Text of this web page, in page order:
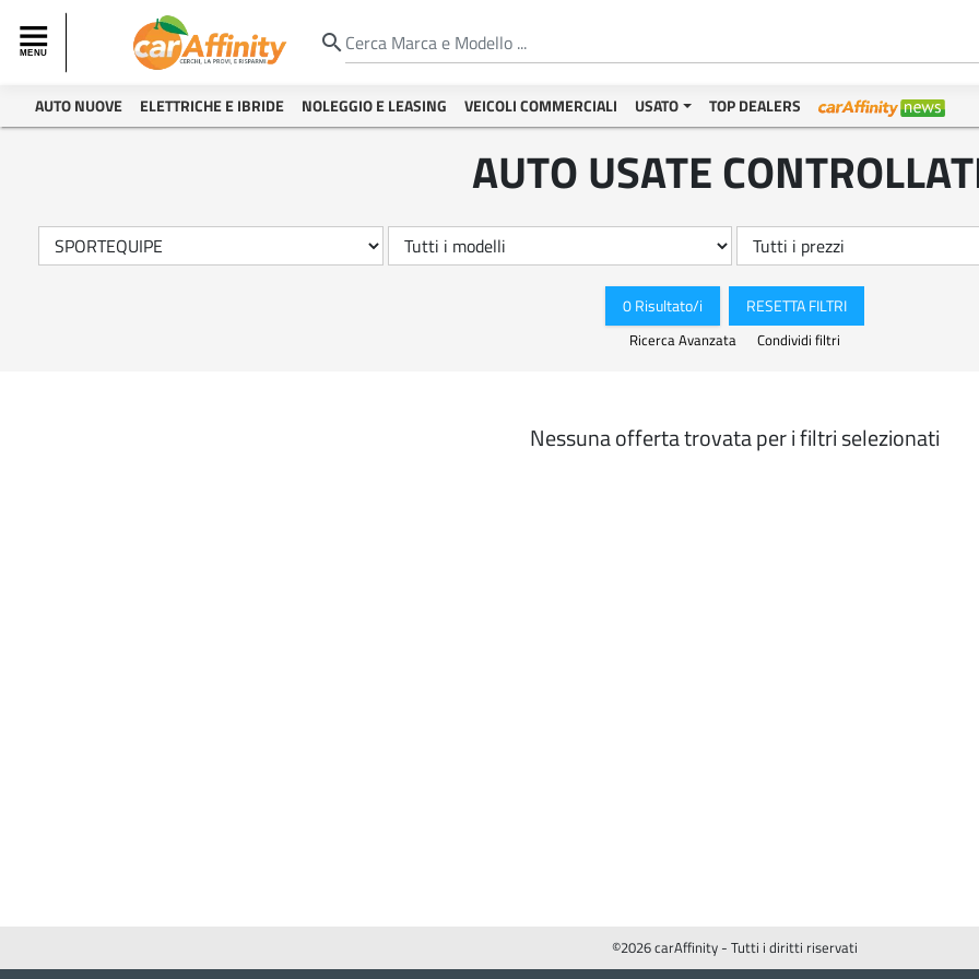
search
AUTO NUOVE ELETTRICHE E IBRIDE NOLEGGIO E LEASING VEICOLI COMMERCIALI USATO TOP DEALERS
AUTO USATE
0 Risultato/i RESETTA FILTRI
Ricerca Avanzata Condividi filtri
Nessuna offerta trovata per i filtri selezionati
©2026 carAffinity - Tutti i diritti riservati